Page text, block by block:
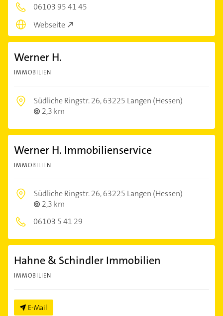
06103 95 41 45
Webseite
Werner H.
IMMOBILIEN
Südliche Ringstr. 26,63225 Langen (Hessen)
2,3 km
Werner H. Immobilienservice
IMMOBILIEN
Südliche Ringstr. 26,63225 Langen (Hessen)
2,3 km
06103 5 41 29
Hahne & Schindler Immobilien
IMMOBILIEN
E-Mail